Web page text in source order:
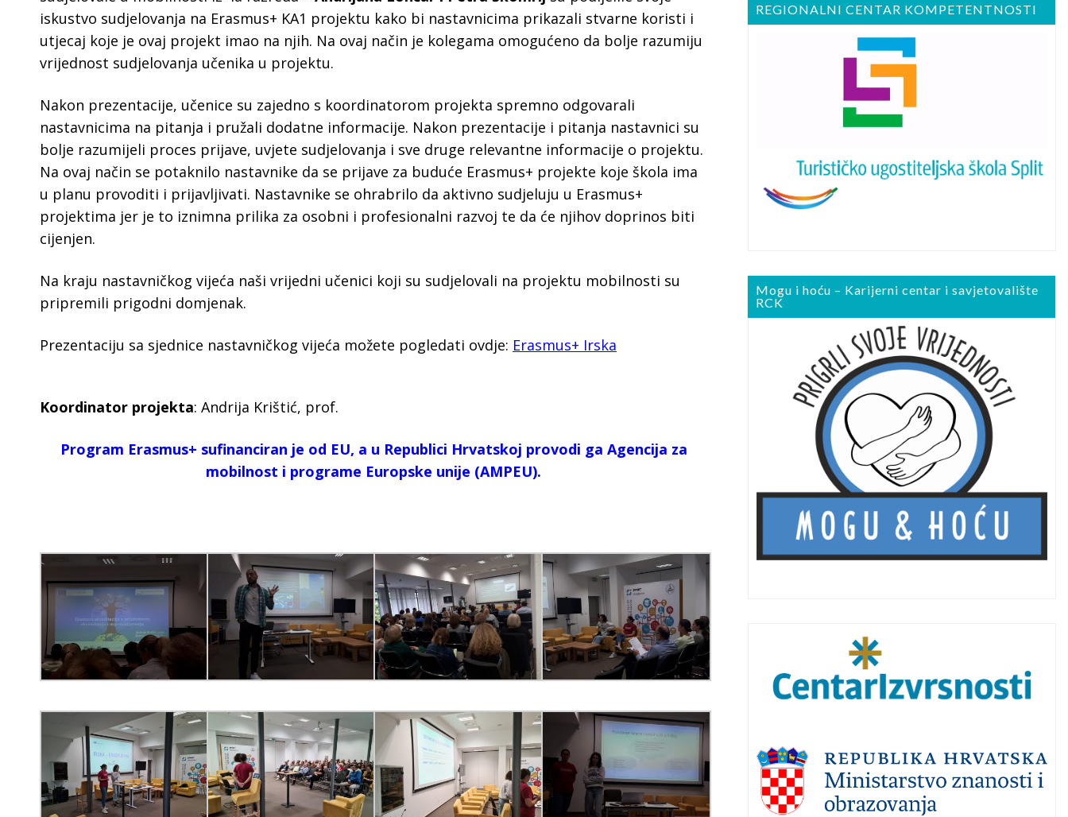
iskustvo sudjelovanja na Erasmus+ KA1 projektu kako bi nastavnicima prikazali stvarne koristi i
utjecaj koje je ovaj projekt imao na njih. Na ovaj način je kolegama omogućeno da bolje razumiju
vrijednost sudjelovanja učenika u projektu.
Nakon prezentacije, učenice su zajedno s koordinatorom projekta spremno odgovarali
nastavnicima na pitanja i pružali dodatne informacije. Nakon prezentacije i pitanja nastavnici su
bolje razumijeli proces prijave, uvjete sudjelovanja i sve druge relevantne informacije o projektu.
Na ovaj način se potaknilo nastavnike da se prijave za buduće Erasmus+ projekte koje škola ima
u planu provoditi i prijavljivati. Nastavnike se ohrabrilo da aktivno sudjeluju u Erasmus+
projektima jer je to iznimna prilika za osobni i profesionalni razvoj te da će njihov doprinos biti
cijenjen.
Na kraju nastavničkog vijeća naši vrijedni učenici koji su sudjelovali na projektu mobilnosti su
pripremili prigodni domjenak.
Prezentaciju sa sjednice nastavničkog vijeća možete pogledati ovdje: Erasmus+ Irska
Koordinator projekta: Andrija Krištić, prof.
Program Erasmus+ sufinanciran je od EU, a u Republici Hrvatskoj provodi ga Agencija za
mobilnost i programe Europske unije (AMPEU).
REGIONALNI CENTAR KOMPETENTNOSTI
Mogu i hoću – Karijerni centar i savjetovalište
RCK